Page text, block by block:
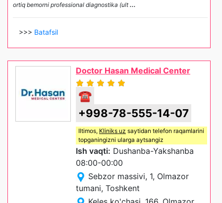
ortiq bemorni professional diagnostika (ult...
>>> Batafsil
Doctor Hasan Medical Center
☎
+998-78-555-14-07
Iltimos, Kliniks uz saytidan telefon raqamlarini
topganingizni ularga aytsangiz
Ish vaqti: Dushanba-Yakshanba
08:00-00:00
Sebzor massivi, 1, Olmazor
tumani, Toshkent